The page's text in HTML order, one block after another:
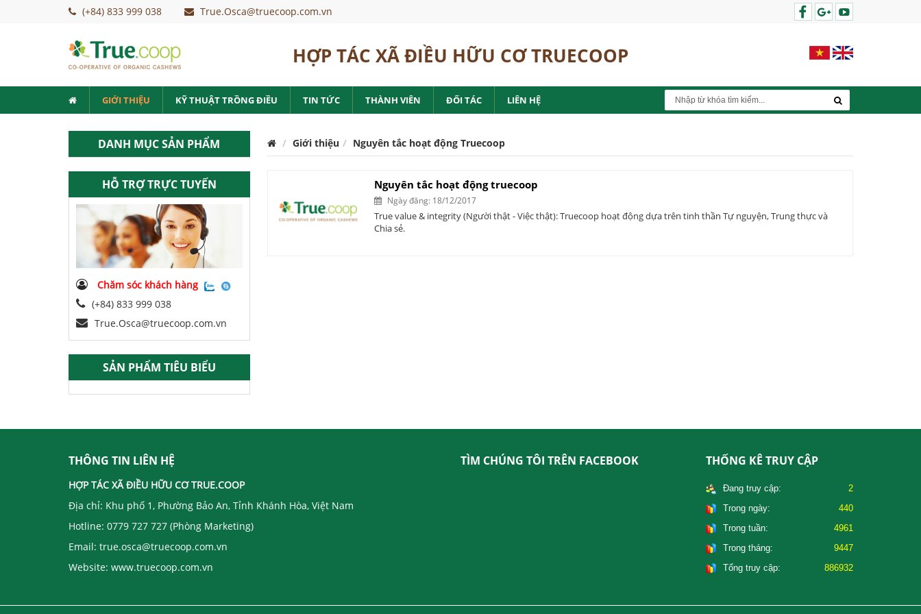
(+84) 833 999 038 True.Osca@truecoop.com.vn
HỢP TÁC XÃ ĐIỀU HỮU CƠ TRUECOOP
GIỚI THIỆU KỸ THUẬT TRỒNG ĐIỀU TIN TỨC THÀNH VIÊN ĐỐI TÁC LIÊN HỆ
DANH MỤC SẢN PHẨM
HỖ TRỢ TRỰC TUYẾN
Chăm sóc khách hàng
(+84) 833 999 038
True.Osca@truecoop.com.vn
SẢN PHẨM TIÊU BIỂU
Giới thiệu Nguyên tắc hoạt động Truecoop
Nguyên tắc hoạt động truecoop
Ngày đăng: 18/12/2017
True value & integrity (Người thật - Việc thật): Truecoop hoạt động dựa trên tinh thần Tự nguyện, Trung thực và
Chia sẻ.
THÔNG TIN LIÊN HỆ
HỢP TÁC XÃ ĐIỀU HỮU CƠ TRUE.COOP ​
Địa chỉ: Khu phố 1, Phường Bảo An, Tỉnh Khánh Hòa, Việt Nam
Hotline: 0779 727 727 (Phòng Marketing)
Email: true.osca@truecoop.com.vn
Website: www.truecoop.com.vn
TÌM CHÚNG TÔI TRÊN FACEBOOK THỐNG KÊ TRUY CẬP
Đang truy cập:
2
Trong ngày:
440
Trong tuần:
4961
Trong tháng:
9447
Tổng truy cập:
886932